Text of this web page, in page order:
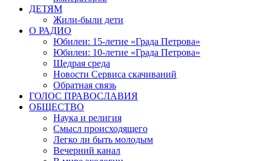
ДЕТЯМ
Жили-были дети
О РАДИО
Юбилеи: 15-летие «Града Петрова»
Юбилеи: 10-летие «Града Петрова»
Щедрая среда
Новости Сервиса скачиваний
Обратная связь
ГОЛОС ПРАВОСЛАВИЯ
ОБЩЕСТВО
Наука и религия
Смысл происходящего
Легко ли быть молодым
Вечерний канал